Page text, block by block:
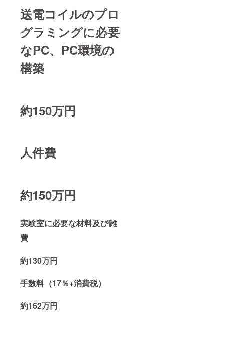
送電コイルのプロ
グラミングに必要
なPC、PC環境の
構築
約150万円
人件費
約150万円
実験室に必要な材料及び雑
費
約130万円
手数料（17％+消費税）
約162万円